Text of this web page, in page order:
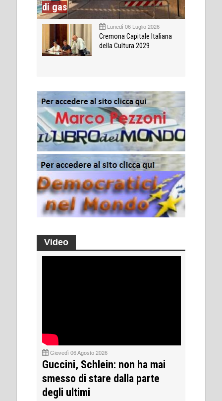
di gas
Lunedì 06 Luglio 2026
Cremona Capitale Italiana
della Cultura 2029
Video
Giovedì 06 Agosto 2026
Guccini, Schlein: non ha mai
smesso di stare dalla parte
degli ultimi